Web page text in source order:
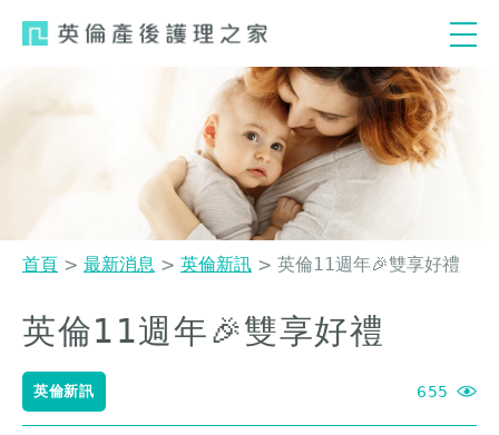
在
這
裡
首頁 > 最新消息 > 英倫新訊 > 英倫11週年🎉雙享好禮
Back
to
top
英倫11週年🎉雙享好禮
英倫新訊 655